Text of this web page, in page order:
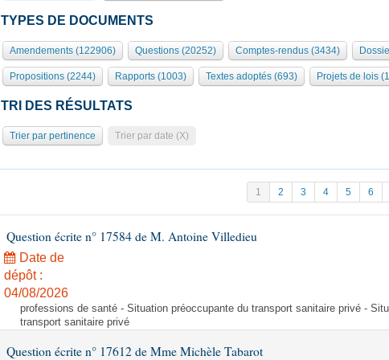
TYPES DE DOCUMENTS
Amendements (122906) Questions (20252) Comptes-rendus (3434)
Propositions (2244) Rapports (1003) Textes adoptés (693) Projets de lois
TRI DES RÉSULTATS
Trier par pertinence Trier par date (X)
1 2 3 4 5 6
Question écrite n° 17584 de M. Antoine Villedieu
Date de
dépôt :
04/08/2026
professions de santé - Situation préoccupante du transport sanitaire privé -
transport sanitaire privé
Question écrite n° 17612 de Mme Michèle Tabarot